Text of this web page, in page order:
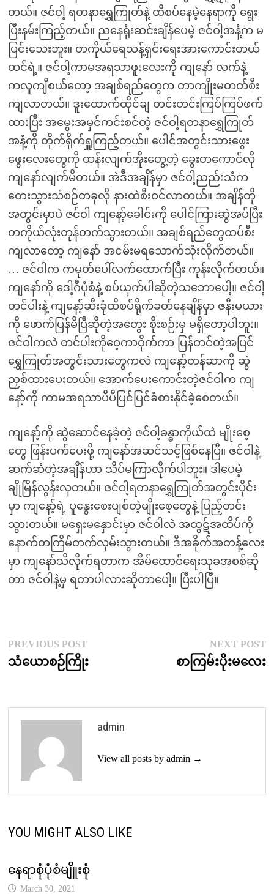
တယ်။ ဇင်ဝါ့ ရတနာရွှေကြုတ်နဲ့ ထိစပ်နေမဲ့နေရာကို ရွေး
ပြီးနမ်းကြည့်တယ်။ ညနေရုံးဆင်းချိန်ပေမဲ့ ဇင်ဝါ့အနံ့က မ
ပြင်းသေးဘူး။ တကိုယ်ရေသန့်ရှင်းရေးအားကောင်းတယ်
ထင်ရဲ့။ ဇင်ဝါ့ကာမအရသာဖူးလေးကို ကျနော် လက်နဲ့
ကလူကျီစယ်တော့ အချစ်ရည်တွေက တာကျိုးမတတ်စီး
ကျလာတယ်။ ဒူးထောက်ထိုင်ချ တင်းတင်းကြပ်ကြပ်ဖက်
ထားပြီး အမွေးအမှင်ကင်းစင်တဲ့ ဇင်ဝါ့ရတနာရွှေကြုတ်
အနံ့ကို တိုက်ရိုက်ရှူကြည့်တယ်။ ပေါင်အတွင်းသားဖွေး
ဖွေးလေးတွေကို ထန်းလျက်အိုးတွေ့တဲ့ ခွေးတကောင်လို
ကျနော်လျက်မိတယ်။ အဲဒီအချိန်မှာ ဇင်ဝါ့ညည်းသံက
တေးသွားသံစဉ်တခုလို နားထဲစီးဝင်လာတယ်။ အချိန်တို
အတွင်းမှာပဲ ဇင်ဝါ ကျနော့်ခေါင်းကို ပေါင်ကြားဆွဲအပ်ပြီး
တကိုယ်လုံးတုန်တက်သွားတယ်။ အချစ်ရည်တွေထပ်စီး
ကျလာတော့ ကျနော် အငမ်းမရသောက်သုံးလိုက်တယ်။
… ဇင်ဝါက ကမုတ်ပေါ်လက်ထောက်ပြီး ကုန်းလိုက်တယ်။
ကျနော်ကို ဒေါ့ဂီပုံစံနဲ့ စပ်ယှက်ပါဆိုတဲ့သဘောပေါ့။ ဇင်ဝါ့
တင်ပါးနဲ့ ကျနော့်ဆီးခုံထိစပ်ရိုက်ခတ်နေချိန်မှာ ဇနီးမယား
ကို ဖောက်ပြန်မိပြီဆိုတဲ့အတွေး စိုးစဉ်းမှ မရှိတော့ပါဘူး။
ဇင်ဝါကလဲ တင်ပါးကိုဝေ့ကာဝိုက်ကာ ပြန်တင်တဲ့အပြင်
ရွှေကြုတ်အတွင်းသားတွေကလဲ ကျနော့်တန်ဆာကို ဆွဲ
ညှစ်ထားပေးတယ်။ အောက်ပေးကောင်းတဲ့ဇင်ဝါက ကျ
နော့်ကို ကာမအရသာပီပီပြင်ပြင်ခံစားနိုင်ခဲ့စေတယ်။
ကျနော့်ကို ဆွဲဆောင်နေခဲ့တဲ့ ဇင်ဝါ့ခန္ဓာကိုယ်ထဲ မျိုးစေ့
တွေ ဖြန်းပက်ပေးဖို့ ကျနော်အဆင်သင့်ဖြစ်နေပြီ။ ဇင်ဝါနဲ့
ဆက်ဆံတဲ့အချိန်ဟာ သိပ်မကြာလိုက်ပါဘူး။ ဒါပေမဲ့
ချိုမြိန်လွန်းလှတယ်။ ဇင်ဝါ့ရတနာရွှေကြုတ်အတွင်းပိုင်း
မှာ ကျနော့်ရဲ့ ပူနွေးစေးပျစ်တဲ့မျိုးစေ့တွေနဲ့ ပြည့်တင်း
သွားတယ်။ မရှေးမနှောင်းမှာ ဇင်ဝါလဲ အထွဋ်အထိပ်ကို
နောက်တကြိမ်တက်လှမ်းသွားတယ်။ ဒီအခိုက်အတန့်လေး
မှာ ကျနော်သိလိုက်ရတာက အိမ်ထောင်ရေးသုခအစစ်ဆို
တာ ဇင်ဝါနဲ့မှ ရတာပါလားဆိုတာပေါ့။ ပြီးပါပြီ။
Post
navigation
PREVIOUS POSTPrevious
post:
သံယောစဉ်ကြိုး
NEXT POST
စာကြမ်းပိုးမလေး
admin
View all posts by admin →
YOU MIGHT ALSO LIKE
နေရာစုံပုံစံမျိူးစုံ
March 30, 2021